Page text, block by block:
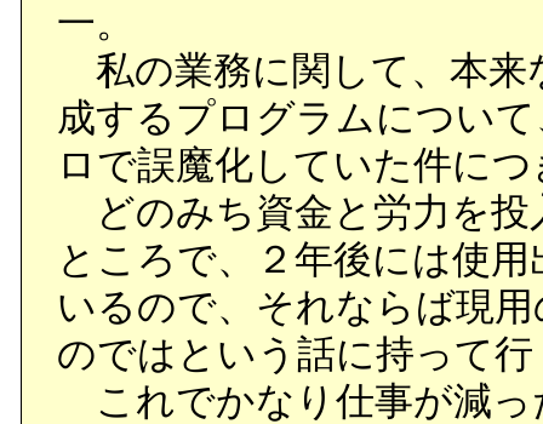
一。
私の業務に関して、本来
成するプログラムについ
ロで誤魔化していた件に
どのみち資金と労力を投
ところで、２年後には使
いるので、それならば現
のではという話に持って行
これでかなり仕事が減っ